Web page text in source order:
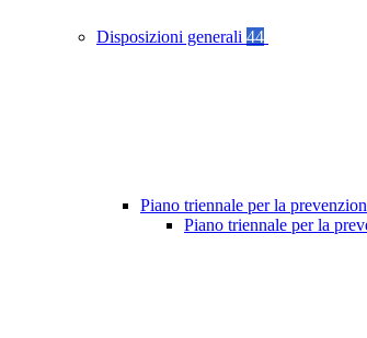
Disposizioni generali 44
Piano triennale per la
Piano triennale per la